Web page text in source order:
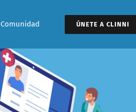
Comunidad ÚNETE A CLINNI